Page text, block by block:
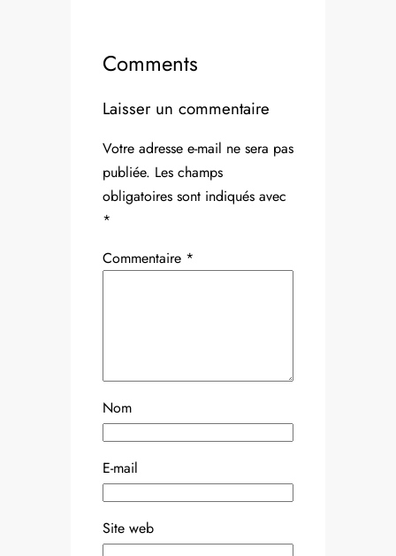
Comments
Laisser un commentaire
Votre adresse e-mail ne sera pas
publiée. Les champs
obligatoires sont indiqués avec
*
Commentaire *
Nom
E-mail
Site web